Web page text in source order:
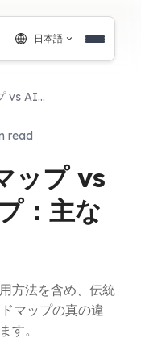
日本語
伝統的マインドマップ vs AIマインドマップ：主な違いを解説
read
ップ vs
：主な
方法を含め、伝統
マップの真の違
す。